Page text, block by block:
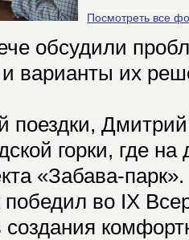
Посмотреть все
обсудили
варианты их
поездки,
горки, где
«Забава-
во IX